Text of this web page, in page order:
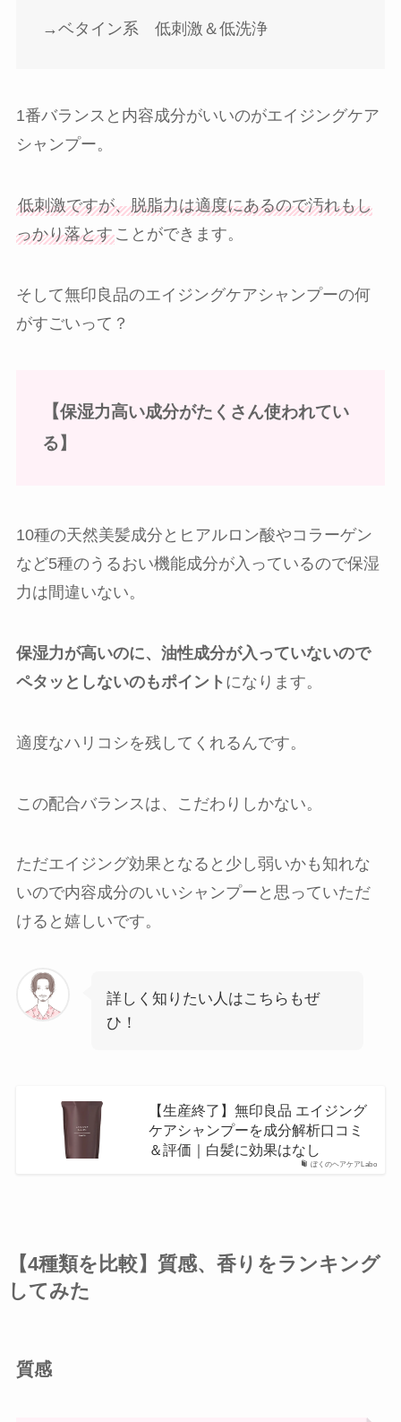
→ベタイン系 低刺激＆低洗浄
1番バランスと内容成分がいいのがエイジングケア
シャンプー。
低刺激ですが、脱脂力は適度にあるので汚れもし
っかり落とすことができます。
そして無印良品のエイジングケアシャンプーの何
がすごいって？
【保湿力高い成分がたくさん使われてい
る】
10種の天然美髪成分とヒアルロン酸やコラーゲン
など5種のうるおい機能成分が入っているので保湿
力は間違いない。
保湿力が高いのに、油性成分が入っていないので
ペタッとしないのもポイント になります。
適度なハリコシを残してくれるんです。
この配合バランスは、こだわりしかない。
ただエイジング効果となると少し弱いかも知れな
いので内容成分のいいシャンプーと思っていただ
けると嬉しいです。
詳しく知りたい人はこちらもぜ
ひ！
ぼくのヘアケアLabo
【生産終了】無印良品 エイジング
ケアシャンプーを成分解析口コミ
＆評価｜白髪に効果はなし
【4種類を比較】質感、香りをランキング
してみた
質感